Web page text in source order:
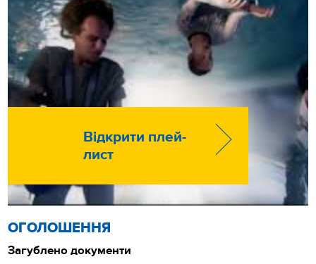
Відкрити плей-
лист
ОГОЛОШЕННЯ
Загублено документи